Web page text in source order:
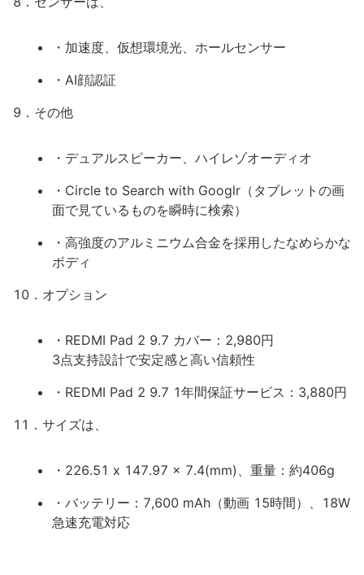
・加速度、仮想環境光、ホールセンサー
・AI顔認証
9．その他
・デュアルスピーカー、ハイレゾオーディオ
・Circle to Search with Googlr（タブレットの画
面で見ているものを瞬時に検索）
・高強度のアルミニウム合金を採用したなめらかな
ボディ
10．オプション
・REDMI Pad 2 9.7 カバー：2,980円
3点支持設計で安定感と高い信頼性
・REDMI Pad 2 9.7 1年間保証サービス：3,880円
11．サイズは、
・226.51 x 147.97 x 7.4(mm)、重量：約406g
・バッテリー：7,600 mAh（動画 15時間）、18W
急速充電対応